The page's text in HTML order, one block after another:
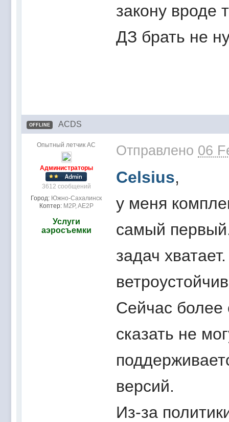
закону вроде
ДЗ брать не
OFFLINE ACDS
Опытный летчик АС
Администраторы
3612 сообщений
Город: Южно-Сахалинск
Коптер: M2P, AE2P
Услуги
аэросъемки
Отправлено 06
Celsius,
у меня
самый
задач
Сейчас более
сказать не
версий.
Из-за